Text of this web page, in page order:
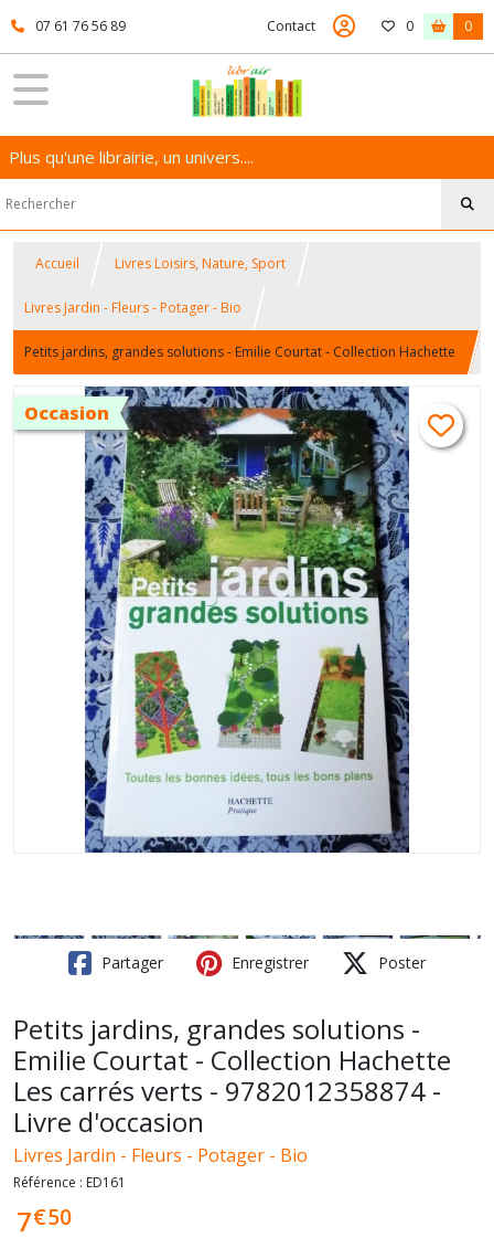
07 61 76 56 89 Contact 0 0
Plus qu'une librairie, un univers....
Accueil Livres Loisirs, Nature, Sport
Livres Jardin - Fleurs - Potager - Bio
Petits jardins, grandes solutions - Emilie Courtat - Collection Hachette
Les carrés verts - 9782012358874 - Livre d'occasion
Occasion
Partager Enregistrer Poster
Petits jardins, grandes solutions -
Emilie Courtat - Collection Hachette
Les carrés verts - 9782012358874 -
Livre d'occasion
Livres Jardin - Fleurs - Potager - Bio
Référence : ED161
7€50